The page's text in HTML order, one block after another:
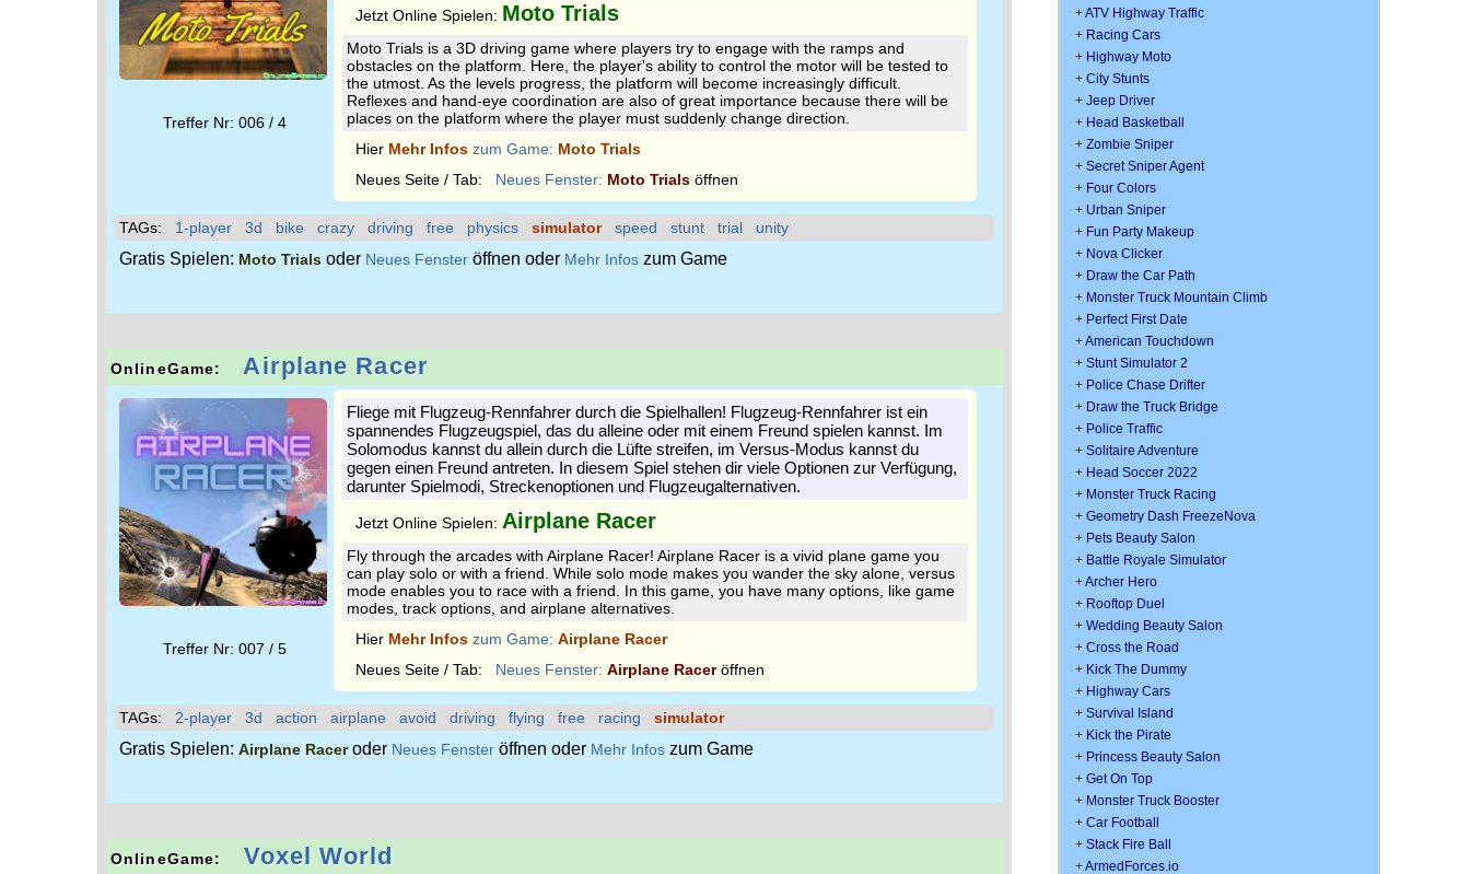
Treffer Nr: 006 / 4
Jetzt Online Spielen: Moto Trials
Moto Trials is a 3D driving game where players try to engage with the ramps and
obstacles on the platform. Here, the player's ability to control the motor will be tested to
the utmost. As the levels progress, the platform will become increasingly difficult.
Reflexes and hand-eye coordination are also of great importance because there will be
places on the platform where the player must suddenly change direction.
Hier Mehr Infos zum Game: Moto Trials
Neues Seite / Tab: Neues Fenster: Moto Trials öffnen
TAGs: 1-player 3d bike crazy driving free physics simulator speed stunt trial unity
Gratis Spielen: Moto Trials oder Neues Fenster öffnen oder Mehr Infos zum Game
OnlineGame: Airplane Racer
Treffer Nr: 007 / 5
Fliege mit Flugzeug-Rennfahrer durch die Spielhallen! Flugzeug-Rennfahrer ist ein
spannendes Flugzeugspiel, das du alleine oder mit einem Freund spielen kannst. Im
Solomodus kannst du allein durch die Lüfte streifen, im Versus-Modus kannst du
gegen einen Freund antreten. In diesem Spiel stehen dir viele Optionen zur Verfügung,
darunter Spielmodi, Streckenoptionen und Flugzeugalternativen.
Jetzt Online Spielen: Airplane Racer
Fly through the arcades with Airplane Racer! Airplane Racer is a vivid plane game you
can play solo or with a friend. While solo mode makes you wander the sky alone, versus
mode enables you to race with a friend. In this game, you have many options, like game
modes, track options, and airplane alternatives.
Hier Mehr Infos zum Game: Airplane Racer
Neues Seite / Tab: Neues Fenster: Airplane Raceröffnen
TAGs: 2-player 3d action airplane avoid driving flying free racing simulator
Gratis Spielen: Airplane Raceroder Neues Fenster öffnen oder Mehr Infos zum Game
OnlineGame: Voxel World
+ATV Highway Traffic
+ Racing Cars
+ Highway Moto
+ City Stunts
+ Jeep Driver
+ Head Basketball
+ Zombie Sniper
+ Secret Sniper Agent
+ Four Colors
+ Urban Sniper
+ Fun Party Makeup
+ Nova Clicker
+ Draw the Car Path
+ Monster Truck Mountain Climb
+ Perfect First Date
+American Touchdown
+ Stunt Simulator 2
+ Police Chase Drifter
+ Draw the Truck Bridge
+ Police Traffic
+ Solitaire Adventure
+ Head Soccer 2022
+ Monster Truck Racing
+ Geometry Dash FreezeNova
+ Pets Beauty Salon
+ Battle Royale Simulator
+Archer Hero
+ Rooftop Duel
+ Wedding Beauty Salon
+ Cross the Road
+ Kick The Dummy
+ Highway Cars
+ Survival Island
+ Kick the Pirate
+ Princess Beauty Salon
+ Get On Top
+ Monster Truck Booster
+ Car Football
+ Stack Fire Ball
+ArmedForces.io